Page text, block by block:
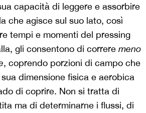
capacità di leggere e assorbire
che agisce sul suo lato, così
tempi e momenti del pressing
gli consentono di correre meno
, coprendo porzioni di campo che
dimensione fisica e aerobica
di coprire. Non si tratta di
ma di determinarne i flussi, di